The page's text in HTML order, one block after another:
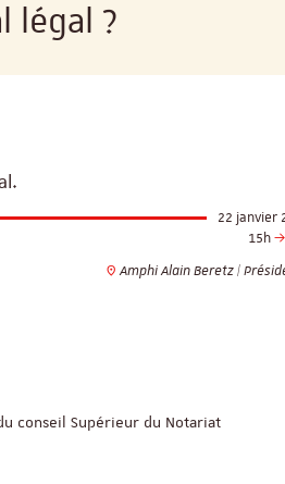
légal ?
22 janvier
15h
Amphi Alain Beretz |
conseil Supérieur du Notariat